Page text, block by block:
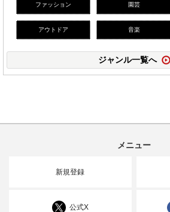
ファッション 園芸
アウトドア 音楽
ジャンル一覧へ
メニュー
新規登録
公式X